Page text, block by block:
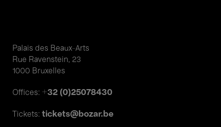
Palais des Beaux-Arts
Rue Ravenstein, 23
1000 Bruxelles
Offices: +32 (0)25078430
Tickets: tickets@bozar.be